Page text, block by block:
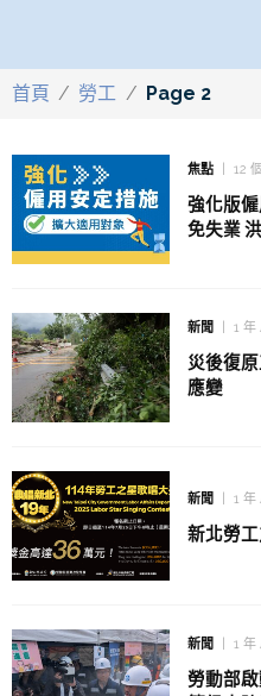
首頁 / 勞工 / Page 2
焦點 12
強化版
免失業
新聞 1 年
災後復
應變
新聞 1 年
新北勞
新聞 1 年
勞動部